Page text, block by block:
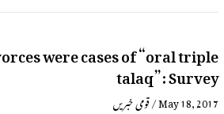
were cases of “oral triple
talaq”: Survey
قومی خبریں/May 18, 2017